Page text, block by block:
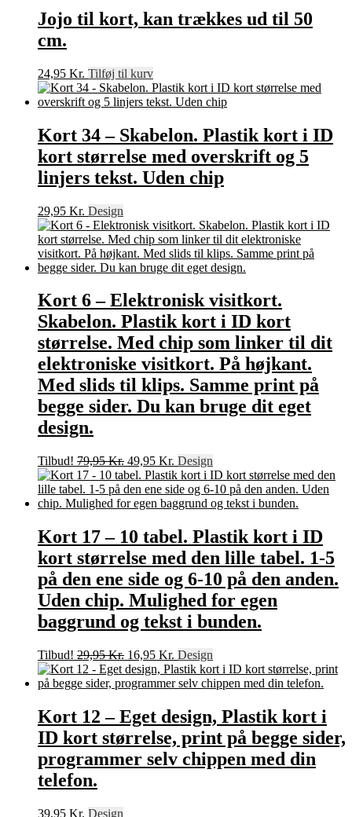
Jojo til kort, kan trækkes ud til 50
cm.
24,95 Kr. Tilføj til kurv
Kort 34 – Skabelon. Plastik kort i ID
kort størrelse med overskrift og 5
linjers tekst. Uden chip
29,95 Kr. Design
Kort 6 – Elektronisk visitkort.
Skabelon. Plastik kort i ID kort
størrelse. Med chip som linker til dit
elektroniske visitkort. På højkant.
Med slids til klips. Samme print på
begge sider. Du kan bruge dit eget
design.
Tilbud! 79,95Kr. Den
oprindelige
pris
var:
49,95 Kr. Den
aktuelle
pris
er:
Design
Kort 17 – 10 tabel. Plastik kort i ID
kort størrelse med den lille tabel. 1-5
på den ene side og 6-10 på den anden.
Uden chip. Mulighed for egen
baggrund og tekst i bunden.
Tilbud! 29,95Kr. Den
oprindelige
pris
29,95 Kr..
16,95 Kr. Den
aktuelle
pris
16,95 Kr..
Design
Kort 12 – Eget design, Plastik kort i
ID kort størrelse, print på begge sider,
programmer selv chippen med din
telefon.
39,95 Kr. Design